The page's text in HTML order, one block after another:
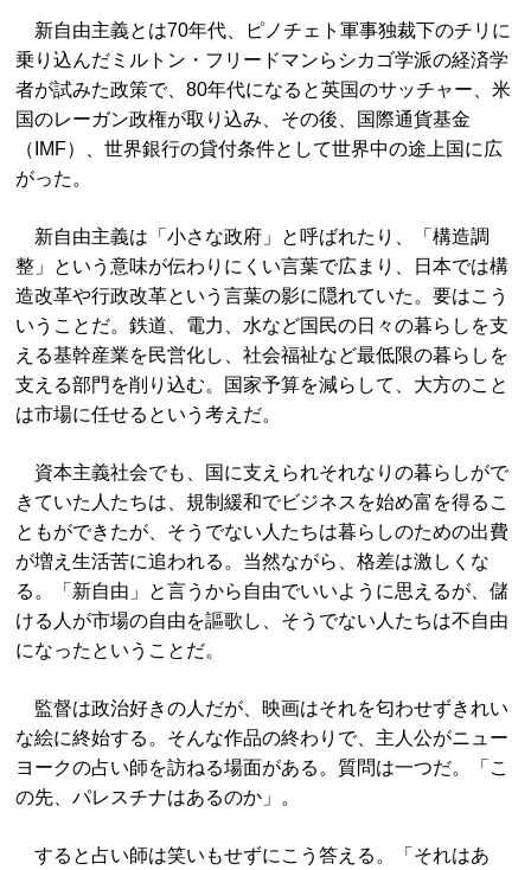
新自由主義とは70年代、ピノチェト軍事独裁下のチリに
乗り込んだミルトン・フリードマンらシカゴ学派の経済学
者が試みた政策で、80年代になると英国のサッチャー、米
国のレーガン政権が取り込み、その後、国際通貨基金
（IMF）、世界銀行の貸付条件として世界中の途上国に広
がった。
新自由主義は「小さな政府」と呼ばれたり、「構造調
整」という意味が伝わりにくい言葉で広まり、日本では構
造改革や行政改革という言葉の影に隠れていた。要はこう
いうことだ。鉄道、電力、水など国民の日々の暮らしを支
える基幹産業を民営化し、社会福祉など最低限の暮らしを
支える部門を削り込む。国家予算を減らして、大方のこと
は市場に任せるという考えだ。
資本主義社会でも、国に支えられそれなりの暮らしがで
きていた人たちは、規制緩和でビジネスを始め富を得るこ
ともができたが、そうでない人たちは暮らしのための出費
が増え生活苦に追われる。当然ながら、格差は激しくな
る。「新自由」と言うから自由でいいように思えるが、儲
ける人が市場の自由を謳歌し、そうでない人たちは不自由
になったということだ。
監督は政治好きの人だが、映画はそれを匂わせずきれい
な絵に終始する。そんな作品の終わりで、主人公がニュー
ヨークの占い師を訪ねる場面がある。質問は一つだ。「こ
の先、パレスチナはあるのか」。
すると占い師は笑いもせずにこう答える。「それはあ